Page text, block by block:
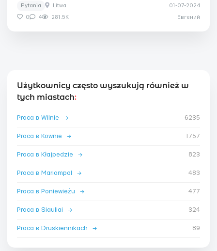
Pytania Litwa 01-07-2024
0 4 281.5K Евгений
Użytkownicy często wyszukują również w
tych miastach:
Praca в Wilnie → 6235
Praca в Kownie → 1757
Praca в Kłajpedzie → 823
Praca в Mariampol → 483
Praca в Poniewieżu → 477
Praca в Siauliai → 324
Praca в Druskiennikach → 89